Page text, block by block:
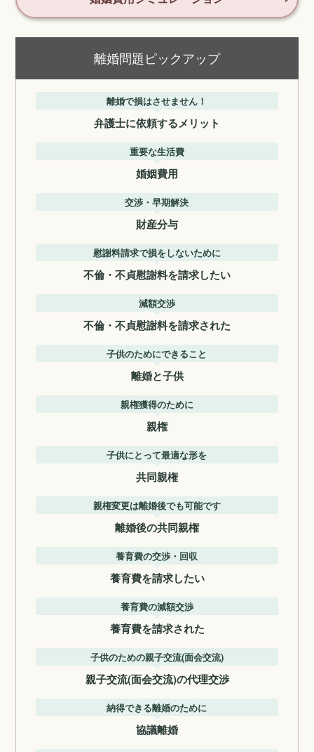
離婚問題ピックアップ
離婚で損はさせません！
弁護士に依頼するメリット
重要な生活費
婚姻費用
交渉・早期解決
財産分与
慰謝料請求で損をしないために
不倫・不貞慰謝料を請求したい
減額交渉
不倫・不貞慰謝料を請求された
子供のためにできること
離婚と子供
親権獲得のために
親権
子供にとって最適な形を
共同親権
親権変更は離婚後でも可能です
離婚後の共同親権
養育費の交渉・回収
養育費を請求したい
養育費の減額交渉
養育費を請求された
子供のための親子交流(面会交流)
親子交流(面会交流)の代理交渉
納得できる離婚のために
協議離婚